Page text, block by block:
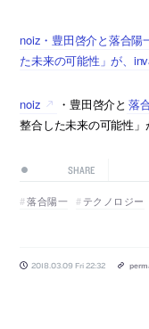
noiz・豊田啓介と落合陽
た未来の可能性」が、
noiz ・豊田啓介と 落
整合した未来の可能性」
SHARE
落合陽一 テクノロジー
2018.03.09 Fri 22:32